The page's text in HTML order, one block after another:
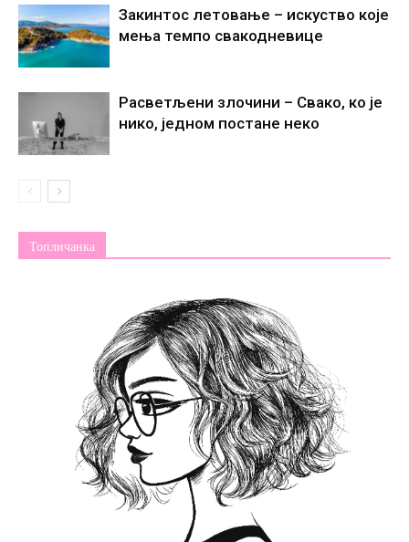
Закинтос летовање – искуство које
мења темпо свакодневице
Расветљени злочини – Свако, ко је
нико, једном постане некo
Топличанка